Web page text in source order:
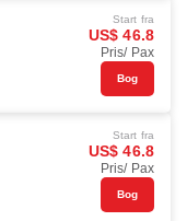
Start fra
US$ 46.8
Pris/ Pax
Bog
Start fra
US$ 46.8
Pris/ Pax
Bog